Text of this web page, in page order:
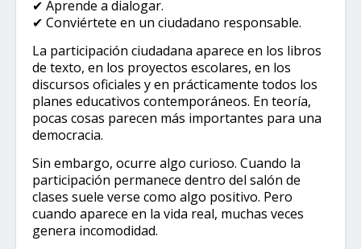
✔ Aprende a dialogar.
✔ Conviértete en un ciudadano responsable.
La participación ciudadana aparece en los libros
de texto, en los proyectos escolares, en los
discursos oficiales y en prácticamente todos los
planes educativos contemporáneos. En teoría,
pocas cosas parecen más importantes para una
democracia.
Sin embargo, ocurre algo curioso. Cuando la
participación permanece dentro del salón de
clases suele verse como algo positivo. Pero
cuando aparece en la vida real, muchas veces
genera incomodidad.